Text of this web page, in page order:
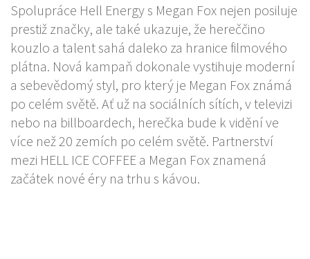
Spolupráce Hell Energy s Megan Fox nejen posiluje
prestiž značky, ale také ukazuje, že hereččino
kouzlo a talent sahá daleko za hranice filmového
plátna. Nová kampaň dokonale vystihuje moderní
a sebevědomý styl, pro který je Megan Fox známá
po celém světě. Ať už na sociálních sítích, v televizi
nebo na billboardech, herečka bude k vidění ve
více než 20 zemích po celém světě. Partnerství
mezi HELL ICE COFFEE a Megan Fox znamená
začátek nové éry na trhu s kávou.